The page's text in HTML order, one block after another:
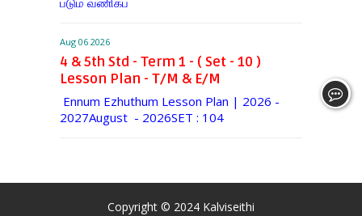
Aug 06 2026
4 & 5th Std - Term 1 - ( Set - 10 )
Lesson Plan - T/M & E/M
Ennum Ezhuthum Lesson Plan | 2026 -
2027August - 2026SET : 104
Copyright © 2024 Kalviseithi